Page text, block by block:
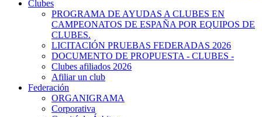
Clubes
PROGRAMA DE AYUDAS A CLUBES EN
CAMPEONATOS DE ESPAÑA POR EQUIPOS DE
CLUBES.
LICITACIÓN PRUEBAS FEDERADAS 2026
DOCUMENTO DE PROPUESTA - CLUBES -
Clubes afiliados 2026
Afiliar un club
Federación
ORGANIGRAMA
Corporativa